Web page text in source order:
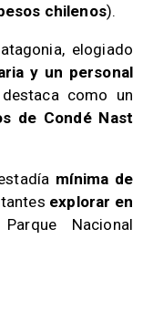
chilenos).
elogiado
y un personal
como un
de Condé Nast
mínima de
explorar en
Nacional